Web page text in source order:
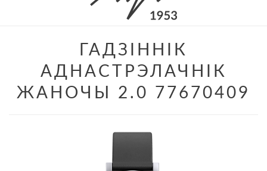
+375 (29) 272 51 56
ГАДЗІННІК
АДНАСТРЭЛАЧНІК
ЖАНОЧЫ 2.0 77670409